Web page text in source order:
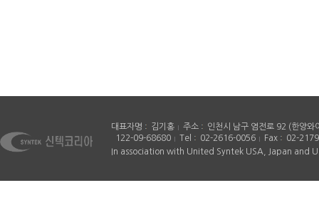
대표자명 김기홍 주소
인천시 남구 염전로 92 (한양와
122-09-68680
Tel 02-2616-0056 Fax
02-
In association with United Syntek USA, Japan and